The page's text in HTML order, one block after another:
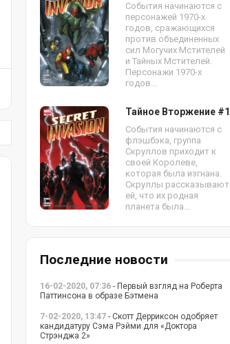
События начинаются с
персонажей 1970-х
годов, сражающихся
против объединенных
сил Могучих Мстителей
и Тайных Мстителей.
Персонажи 1970-х
годов...
Тайное Вторжение #1
События начинаются с
флэшбэка, группа
Скруллов приходит к
своей Королеве,
которая была изгнана.
Скруллы рассказывают
ей, что их родная
планета была...
Последние новости
16-02-2020, 07:36 - Первый взгляд на Роберта
Паттинсона в образе Бэтмена
7-02-2020, 13:47 - Скотт Дерриксон одобряет
кандидатуру Сэма Рэйми для «Доктора
Стрэнджа 2»